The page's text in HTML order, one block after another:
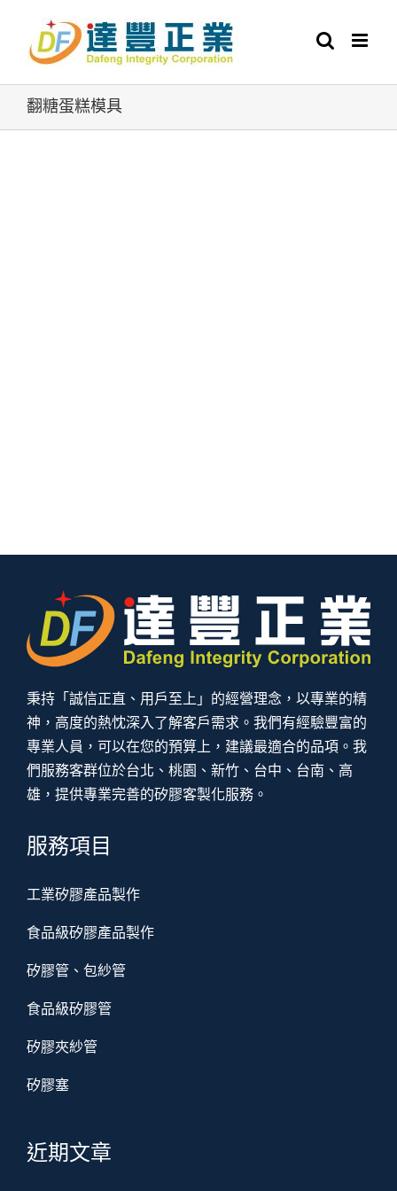
content
翻糖蛋糕模具
秉持「誠信正直、用戶至上」的經營理念，以專業的精
神，高度的熱忱深入了解客戶需求。我們有經驗豐富的
專業人員，可以在您的預算上，建議最適合的品項。我
們服務客群位於台北、桃園、新竹、台中、台南、高
雄，提供專業完善的矽膠客製化服務。
服務項目
工業矽膠產品製作
食品級矽膠產品製作
矽膠管、包紗管
食品級矽膠管
矽膠夾紗管
矽膠塞
近期文章